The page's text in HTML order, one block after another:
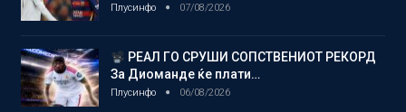
Плусинфо 07/08/2026
РЕАЛ ГО СРУШИ СОПСТВЕНИОТ РЕКОРД
За Диоманде ќе плати…
Плусинфо 06/08/2026